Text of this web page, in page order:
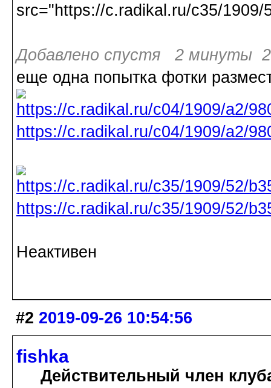
src="https://c.radikal.ru/c35/
Добавлено спустя 2 минуты 2
еще одна попытка фотки
https://c.radikal.ru/c04/1909/a2/
https://c.radikal.ru/c35/1909/52/
Неактивен
#2 2019-09-26 10:54:56
fishka
Действительный член